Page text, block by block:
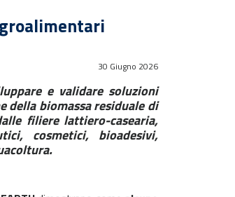
30 Giugno 2026
e validare soluzioni
della biomassa residuale di
filiere lattiero-casearia,
cosmetici, bioadesivi,